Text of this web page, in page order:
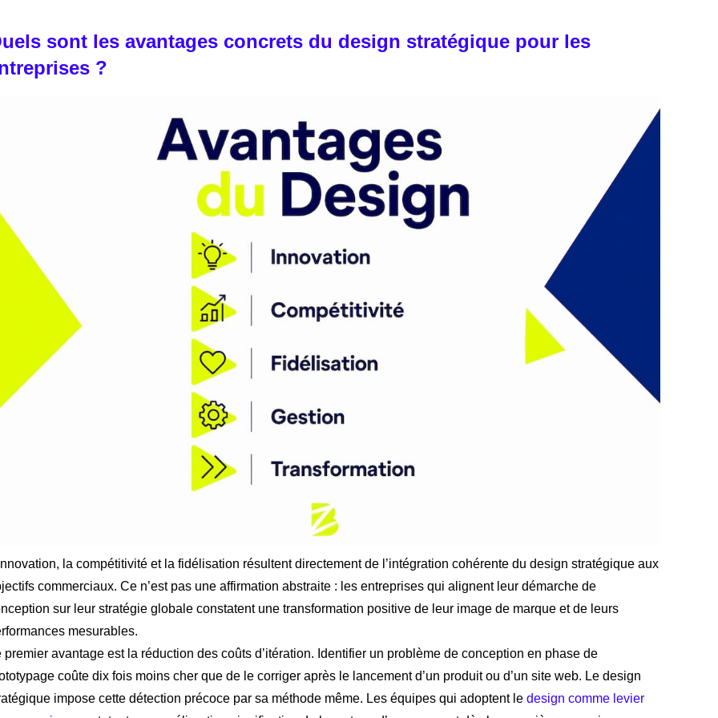
sont les avantages concrets du design stratégique pour les
?
la compétitivité et la fidélisation résultent directement de l’intégration cohérente du design stratégique aux
commerciaux. Ce n’est pas une affirmation abstraite : les entreprises qui alignent leur démarche de
sur leur stratégie globale constatent une transformation positive de leur image de marque et de leurs
mesurables.
premier avantage est la réduction des coûts d’itération. Identifier un problème de conception en phase de
coûte dix fois moins cher que de le corriger après le lancement d’un produit ou d’un site web. Le design
impose cette détection précoce par sa méthode même. Les équipes qui adoptent le design comme levier